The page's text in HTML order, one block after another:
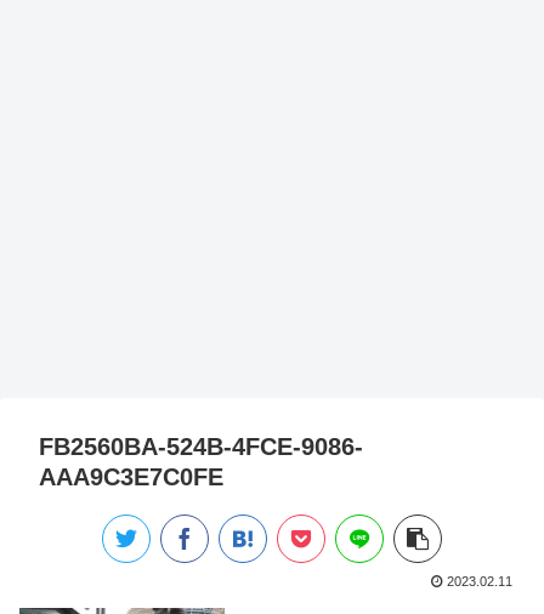
FB2560BA-524B-4FCE-9086-
AAA9C3E7C0FE
2023.02.11